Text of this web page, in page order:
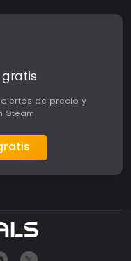
de precio y
Steam